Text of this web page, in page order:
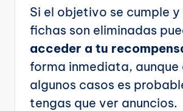
Si el objetivo se cumple
fichas son eliminadas
acceder a tu
forma inmediata, aunque
algunos casos es
tengas que ver anuncios.